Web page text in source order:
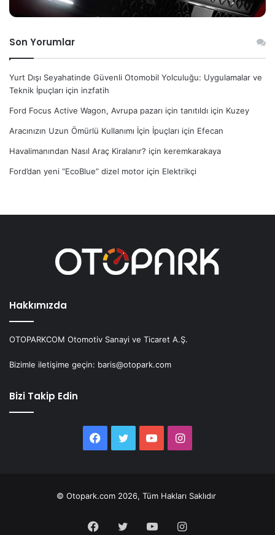
Son Yorumlar
Yurt Dışı Seyahatinde Güvenli Otomobil Yolculuğu: Uygulamalar ve
Teknik İpuçları için inzfatih
Ford Focus Active Wagon, Avrupa pazarı için tanıtıldı için Kuzey
Aracınızın Uzun Ömürlü Kullanımı İçin İpuçları için Efecan
Havalimanından Nasıl Araç Kiralanır? için keremkarakaya
Ford’dan yeni “EcoBlue” dizel motor için Elektrikçi
Hakkımızda
OTOPARKCOM Otomotiv Sanayi ve Ticaret A.Ş.
Bizimle iletişime geçin: baris@otopark.com
Bizi Takip Edin
Facebook
Twitter YouTubeInstagram
© Otopark.com 2026, Tüm Hakları Saklıdır
Facebook
Twitter YouTubeInstagram